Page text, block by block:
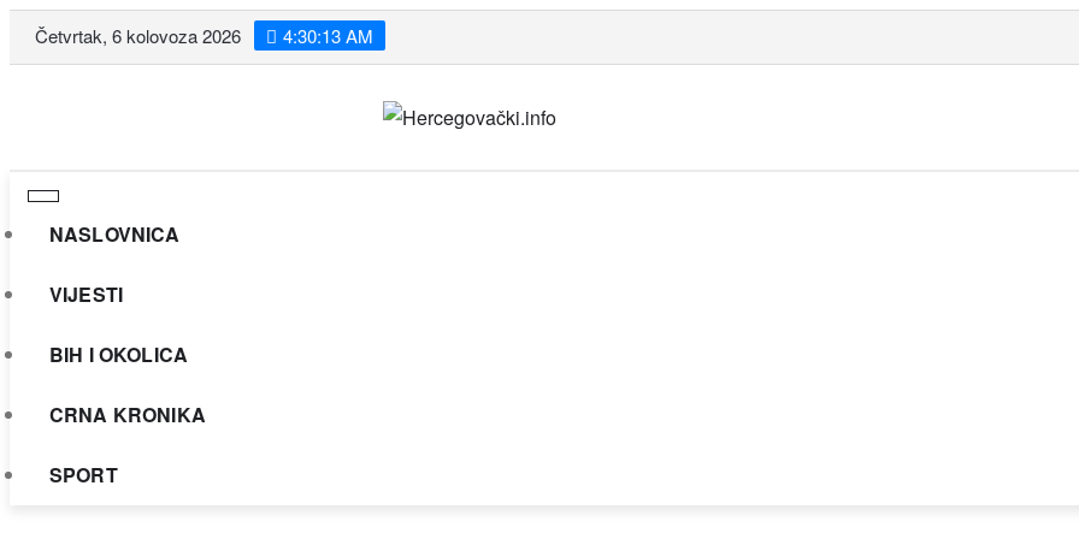
Skip
to
Četvrtak, 6 kolovoza 2026 4:30:14 AM
NASLOVNICA
VIJESTI
BIH I OKOLICA
CRNA KRONIKA
SPORT